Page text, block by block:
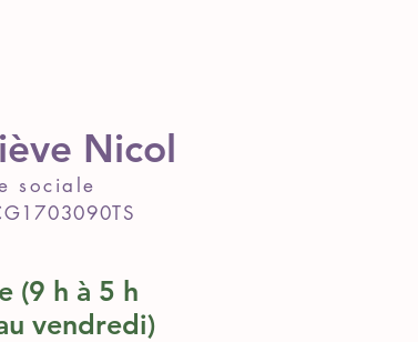
Nicol
sociale
(9 h à 5 h
vendredi)